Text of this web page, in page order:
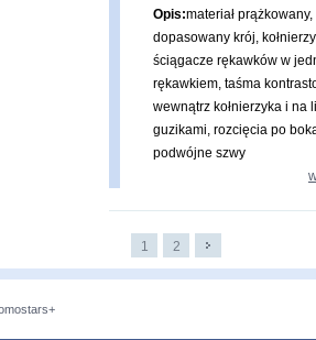
Opis:materiał prążkowany,
dopasowany krój,
ściągacze rękawków w
rękawkiem, taśma
wewnątrz kołnierzyka i na
guzikami, rozcięcia po
podwójne szwy
1 2